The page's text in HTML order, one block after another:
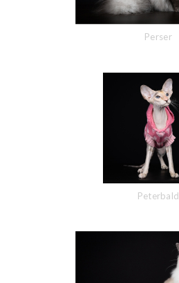
Perser
Peterbald